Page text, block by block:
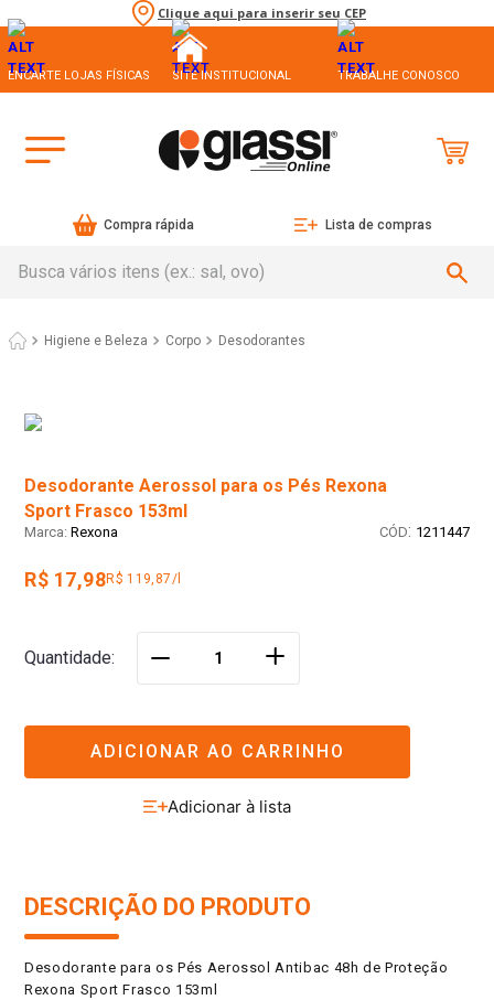
Clique aqui para inserir seu CEP
ENCARTE LOJAS FÍSICAS SITE INSTITUCIONAL TRABALHE CONOSCO
Compra rápida Lista de compras
Higiene e Beleza Corpo Desodorantes
Desodorante Aerossol para os Pés Rexona
Sport Frasco 153ml
Rexona : 1211447
R$ 17,98R$ 119,87/l
Quantidade ＋
ADICIONAR AO CARRINHO
DESCRIÇÃO DO PRODUTO
Desodorante para os Pés Aerossol Antibac 48h de Proteção
Rexona Sport Frasco 153ml